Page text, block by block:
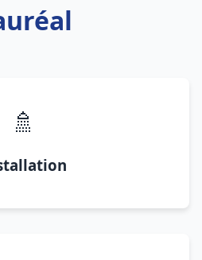
🚿